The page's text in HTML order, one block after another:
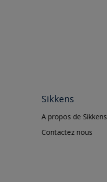
Sikkens
A propos de Sikkens
Contactez nous